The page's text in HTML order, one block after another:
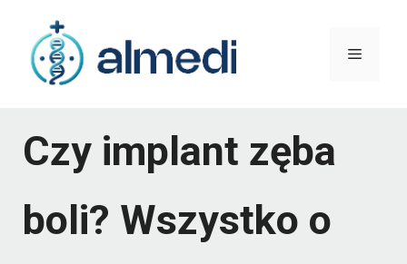
treści
Menu
Czy implant zęba
boli? Wszystko o